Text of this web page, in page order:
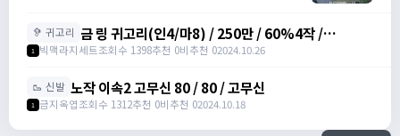
🦻 귀고리 금 링 귀고리(인4/마8) / 250만 / 60%4작 /
2500000 /
1 빅맥라지세트조회수 1398추천 0비추천 02024.10.26
🥾 신발 노작 이속2 고무신 80 / 80 / 고무신
1 금지옥엽조회수 1312추천 0비추천 02024.10.18